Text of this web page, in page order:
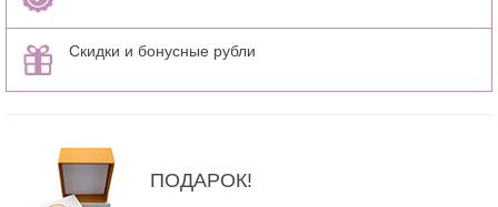
Скидки и бонусные рубли
ПОДАРОК!